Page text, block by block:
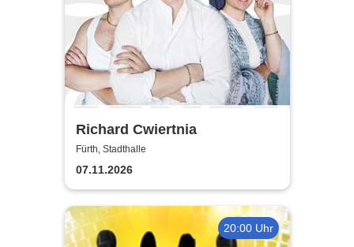
Richard Cwiertnia
Fürth, Stadthalle
07.11.2026
20:00 Uhr